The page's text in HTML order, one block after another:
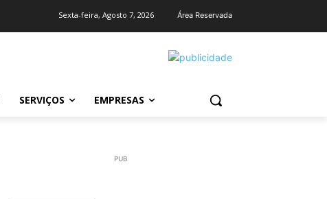
Sexta-feira, Agosto 7, 2026 Área Reservada
SERVIÇOS EMPRESAS
PUB